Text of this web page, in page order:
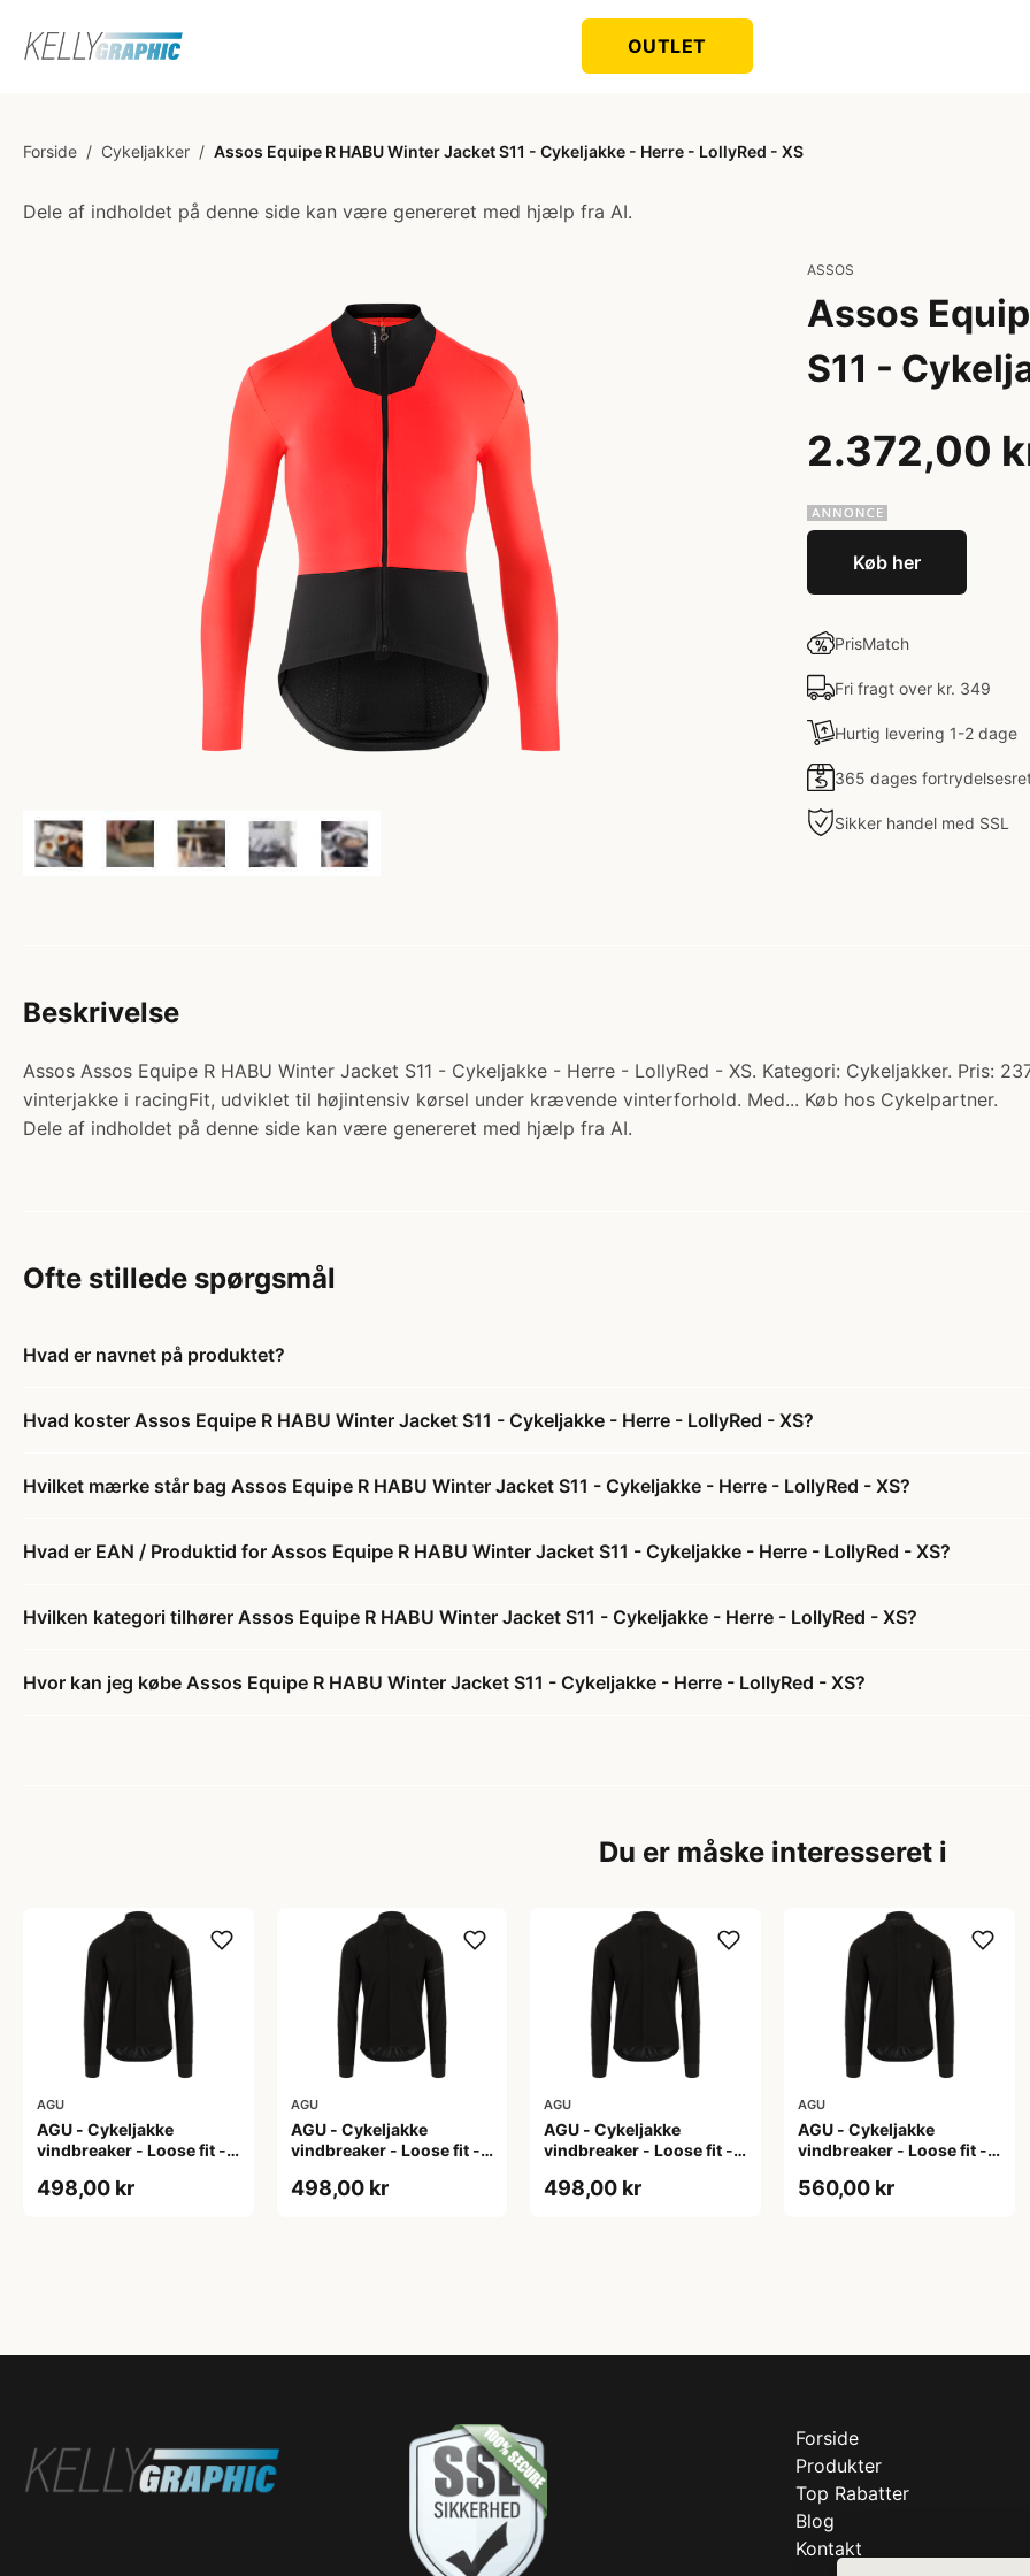
OUTLET
Forside / Cykeljakker / Assos Equipe R HABU Winter Jacket S11 - Cykeljakke - Herre - LollyRed - XS
Dele af indholdet på denne side kan være genereret med hjælp fra AI.
ASSOS
Assos
S11 -
2.372,00
Køb her
PrisMatch
Fri fragt over kr. 349
Hurtig levering 1-2 dage
365 dages
Sikker handel med SSL
Beskrivelse
Assos Assos Equipe R HABU Winter Jacket S11 - Cykeljakke - Herre - LollyRed - XS. Kategori: Cykeljakker. Pris:
vinterjakke i racingFit, udviklet til højintensiv kørsel under krævende vinterforhold. Med... Køb hos Cykelpartner.
Dele af indholdet på denne side kan være genereret med hjælp fra AI.
Ofte stillede spørgsmål
Hvad er navnet på produktet?
Hvad koster Assos Equipe R HABU Winter Jacket S11 - Cykeljakke - Herre - LollyRed - XS?
Hvilket mærke står bag Assos Equipe R HABU Winter Jacket S11 - Cykeljakke - Herre - LollyRed - XS?
Hvad er EAN / Produktid for Assos Equipe R HABU Winter Jacket S11 - Cykeljakke - Herre - LollyRed - XS?
Hvilken kategori tilhører Assos Equipe R HABU Winter Jacket S11 - Cykeljakke - Herre - LollyRed - XS?
Hvor kan jeg købe Assos Equipe R HABU Winter Jacket S11 - Cykeljakke - Herre - LollyRed - XS?
Du er måske interesseret i
AGU
AGU - Cykeljakke
vindbreaker - Loose fit -
498,00 kr
AGU
AGU - Cykeljakke
vindbreaker - Loose fit -
498,00 kr
AGU
AGU - Cykeljakke
vindbreaker - Loose fit -
498,00 kr
AGU
AGU - Cykeljakke
vindbreaker - Loose fit -
560,00 kr
Forside
Produkter
Top Rabatter
Blog
Kontakt